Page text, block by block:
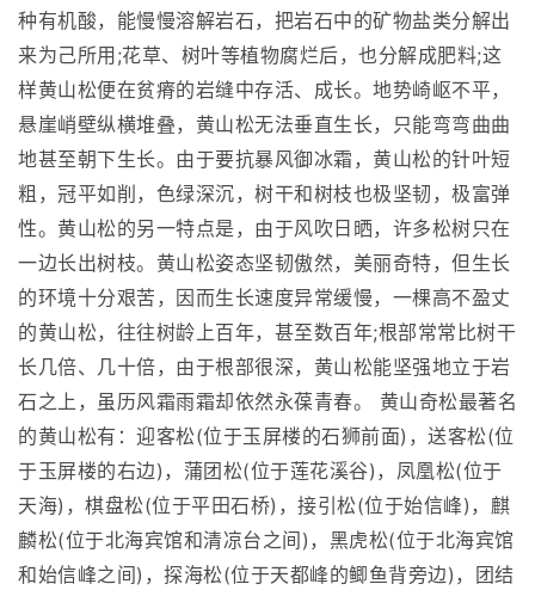
种有机酸，能慢慢溶解岩石，把岩石中的矿物盐类分解出
来为己所用;花草、树叶等植物腐烂后，也分解成肥料;这
样黄山松便在贫瘠的岩缝中存活、成长。地势崎岖不平，
悬崖峭壁纵横堆叠，黄山松无法垂直生长，只能弯弯曲曲
地甚至朝下生长。由于要抗暴风御冰霜，黄山松的针叶短
粗，冠平如削，色绿深沉，树干和树枝也极坚韧，极富弹
性。黄山松的另一特点是，由于风吹日晒，许多松树只在
一边长出树枝。黄山松姿态坚韧傲然，美丽奇特，但生长
的环境十分艰苦，因而生长速度异常缓慢，一棵高不盈丈
的黄山松，往往树龄上百年，甚至数百年;根部常常比树干
长几倍、几十倍，由于根部很深，黄山松能坚强地立于岩
石之上，虽历风霜雨霜却依然永葆青春。 黄山奇松最著名
的黄山松有：迎客松(位于玉屏楼的石狮前面)，送客松(位
于玉屏楼的右边)，蒲团松(位于莲花溪谷)，凤凰松(位于
天海)，棋盘松(位于平田石桥)，接引松(位于始信峰)，麒
麟松(位于北海宾馆和清凉台之间)，黑虎松(位于北海宾馆
和始信峰之间)，探海松(位于天都峰的鲫鱼背旁边)，团结